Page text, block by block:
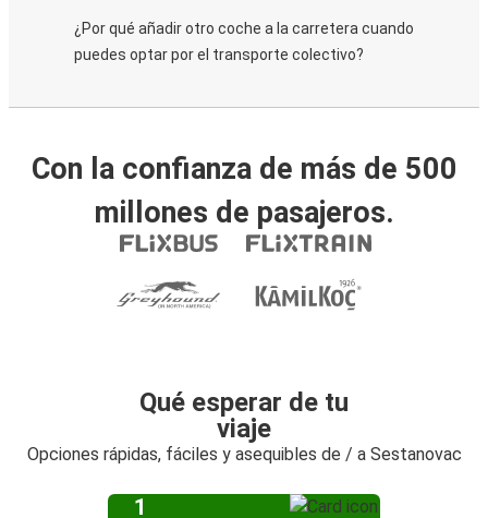
¿Por qué añadir otro coche a la carretera cuando
puedes optar por el transporte colectivo?
Con la confianza de más de 500
millones de pasajeros.
Qué esperar de tu
viaje
Opciones rápidas, fáciles y asequibles de / a Sestanovac
1